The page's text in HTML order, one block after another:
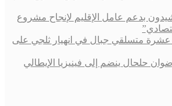
بدعم عامل الإقليم لإنجاح مشروع
متسلقي جبال في انهيار ثلجي على
حلحال ينضم إلى فينيزيا الإيطالي